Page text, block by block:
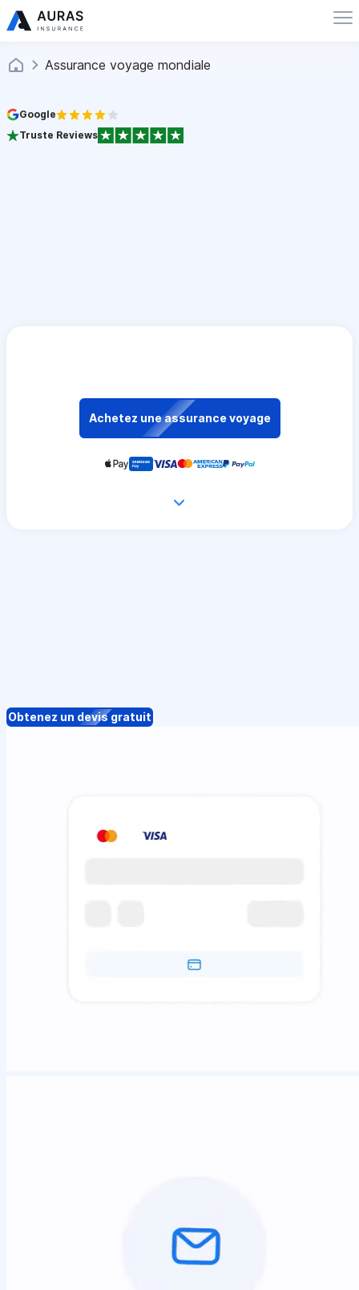
Assurance voyage mondiale
Google
Truste Reviews
Achetez une assurance voyage
Obtenez un devis gratuit